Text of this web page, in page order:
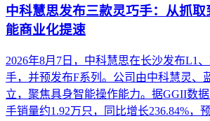
中科慧思发布三款灵巧手：从抓
能商业化提速
2026年8月7日，中科慧思在长沙发布L1
手，并预发布F系列。公司由中科慧灵、
立，聚焦具身智能操作能力。据GGII数
手销量约1.92万只，同比增长236.84%，